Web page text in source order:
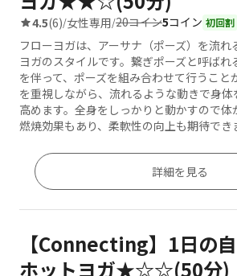
4.5(6)/女性専用/20コイン5コイン 初回割
フローヨガは、アーサナ（ポーズ）を流れ
ヨガのスタイルです。繋ぎポーズと呼ばれ
を伴って、ポーズを組み合わせて行うこと
を重視しながら、流れるような動きで身
高めます。全身をしっかりと動かすので
燃焼効果もあり、柔軟性の向上も期待でき
詳細を見る
【Connecting】1日の
ホットヨガ★☆☆(50分)